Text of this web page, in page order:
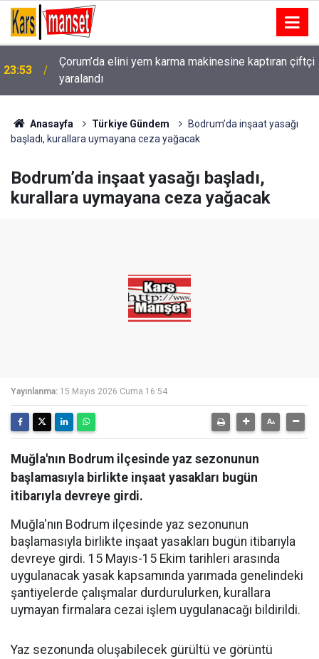
23:53
Çorum’da elini yem karma makinesine kaptıran çiftçi
yaralandı
Anasayfa Türkiye Gündem
Bodrum’da inşaat yasağı
başladı, kurallara uymayana ceza yağacak
Bodrum’da inşaat yasağı başladı,
kurallara uymayana ceza yağacak
Yayınlanma: 15 Mayıs 2026 Cuma 16:54
Muğla'nın Bodrum ilçesinde yaz sezonunun
başlamasıyla birlikte inşaat yasakları bugün
itibarıyla devreye girdi.
Muğla'nın Bodrum ilçesinde yaz sezonunun
başlamasıyla birlikte inşaat yasakları bugün itibarıyla
devreye girdi. 15 Mayıs-15 Ekim tarihleri arasında
uygulanacak yasak kapsamında yarımada genelindeki
şantiyelerde çalışmalar durdurulurken, kurallara
uymayan firmalara cezai işlem uygulanacağı bildirildi.
Yaz sezonunda oluşabilecek gürültü ve görüntü